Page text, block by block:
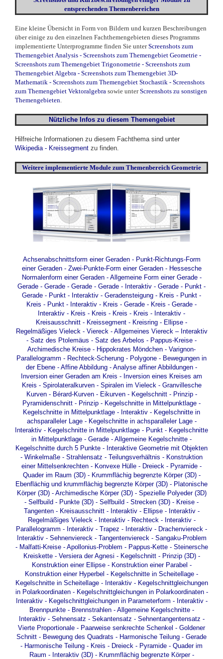
entsprechenden Themenbereichen
Eine kleine Übersicht in Form von Bildern und kurzen Beschreibungen
über einige zu den einzelnen Fachthemengebieten dieses Programms
implementierte Unterprogramme finden Sie unter Screenshots zum
Themengebiet Analysis - Screenshots zum Themengebiet Geometrie -
Screenshots zum Themengebiet Trigonometrie - Screenshots zum
Themengebiet Algebra - Screenshots zum Themengebiet 3D-
Mathematik - Screenshots zum Themengebiet Stochastik - Screenshots
zum Themengebiet Vektoralgebra sowie unter Screenshots zu sonstigen
Themengebieten.
Nützliche Infos zu diesem Themengebiet
Hilfreiche Informationen zu diesem Fachthema sind unter
Wikipedia - Kreissegment zu finden.
Weitere implementierte Module zum Themenbereich Geometrie
Achsenabschnittsform einer Geraden- Punkt-Richtungs-Form
einer Geraden- Zwei-Punkte-Form einer Geraden- Hessesche
Normalenform einer Geraden- Allgemeine Form einer Gerade-
Gerade - Gerade - Gerade - Gerade - Interaktiv - Gerade - Punkt -
Gerade - Punkt - Interaktiv - Geradensteigung - Kreis - Punkt -
Kreis - Punkt - Interaktiv - Kreis - Gerade - Kreis - Gerade -
Interaktiv - Kreis - Kreis - Kreis - Kreis - Interaktiv -
Kreisausschnitt - Kreissegment - Kreisring - Ellipse -
Regelmäßiges Vieleck - Viereck - Allgemeines Viereck – Interaktiv
- Satz des Ptolemäus - Satz des Arbelos - Pappus-Kreise -
Archimedische Kreise - Hippokrates Möndchen - Varignon-
Parallelogramm - Rechteck-Scherung - Polygone - Bewegungen in
der Ebene - Affine Abbildung - Analyse affiner Abbildungen -
Inversion einer Geraden am Kreis - Inversion eines Kreises am
Kreis - Spirolateralkurven- Spiralen im Vieleck - Granvillesche
Kurven- Bérard-Kurven- Eikurven- Kegelschnitt - Prinzip-
Pyramidenschnitt - Prinzip - Kegelschnitte in Mittelpunktlage -
Kegelschnitte in Mittelpunktlage - Interaktiv - Kegelschnitte in
achsparalleler Lage- Kegelschnitte in achsparalleler Lage -
Interaktiv - Kegelschnitte in Mittelpunktlage - Punkt - Kegelschnitte
in Mittelpunktlage - Gerade - Allgemeine Kegelschnitte -
Kegelschnitte durch 5 Punkte - Interaktive Geometrie mit Objekten
- Winkelmaße - Strahlensatz - Teilungsverhältnis - Konstruktion
einer Mittelsenkrechten - Konvexe Hülle - Dreieck - Pyramide -
Quader im Raum (3D)- Krummflächig begrenzte Körper (3D)-
Ebenflächig und krummflächig begrenzte Körper (3D) - Platonische
Körper (3D)- Archimedische Körper (3D)- Spezielle Polyeder (3D)
- Selfbuild - Punkte (3D) - Selfbuild - Strecken (3D) - Kreise -
Tangenten- Kreisausschnitt - Interaktiv- Ellipse - Interaktiv-
Regelmäßiges Vieleck - Interaktiv- Rechteck - Interaktiv-
Parallelogramm - Interaktiv - Trapez - Interaktiv - Drachenviereck -
Interaktiv- Sehnenviereck - Tangentenviereck - Sangaku-Problem
- Malfatti-Kreise- Apollonius-Problem - Pappus-Kette- Steinersche
Kreiskette- Versiera der Agnesi - Kegelschnitt - Prinzip (3D)-
Konstruktion einer Ellipse- Konstruktion einer Parabel -
Konstruktion einer Hyperbel - Kegelschnitte in Scheitellage -
Kegelschnitte in Scheitellage - Interaktiv- Kegelschnittgleichungen
in Polarkoordinaten- Kegelschnittgleichungen in Polarkoordinaten -
Interaktiv- Kegelschnittgleichungen in Parameterform - Interaktiv-
Brennpunkte - Brennstrahlen- Allgemeine Kegelschnitte -
Interaktiv- Sehnensatz - Sekantensatz - Sehnentangentensatz -
Vierte Proportionale - Paarweise senkrechte Schenkel - Goldener
Schnitt - Bewegung des Quadrats - Harmonische Teilung - Gerade
- Harmonische Teilung - Kreis - Dreieck - Pyramide - Quader im
Raum - Interaktiv (3D)- Krummflächig begrenzte Körper -